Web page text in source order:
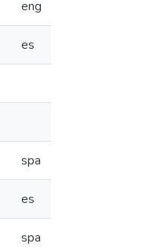
eng
es
spa
es
spa